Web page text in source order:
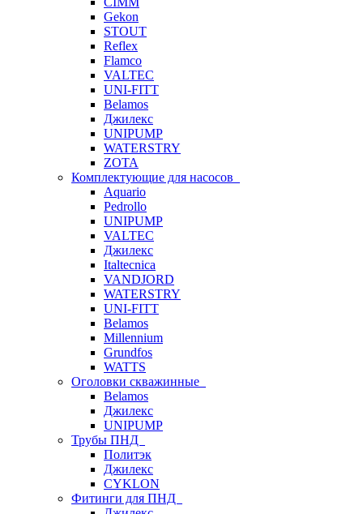
Gekon
STOUT
Reflex
Flamco
VALTEC
UNI-FITT
Belamos
Джилекс
UNIPUMP
WATERSTRY
ZOTA
Комплектующие для насосов
Aquario
Pedrollo
UNIPUMP
VALTEC
Джилекс
Italtecnica
VANDJORD
WATERSTRY
UNI-FITT
Belamos
Millennium
Grundfos
WATTS
Оголовки скважинные
Belamos
Джилекс
UNIPUMP
Трубы ПНД
Политэк
Джилекс
CYKLON
Фитинги для ПНД